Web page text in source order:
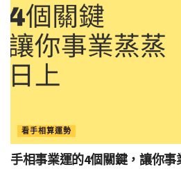
看手相算運勢
手相事業運的4個關鍵，讓你事